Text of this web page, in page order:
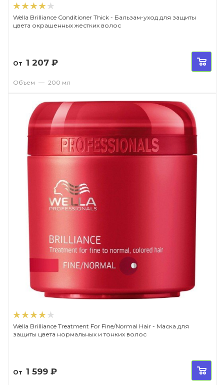
Wella Brilliance Conditioner Thick - Бальзам-уход для защиты
цвета окрашенных жестких волос
От 1 207 ₽
Объем — 200 мл
Wella Brilliance Treatment For Fine/Normal Hair - Маска для
защиты цвета нормальных и тонких волос
От 1 599 ₽